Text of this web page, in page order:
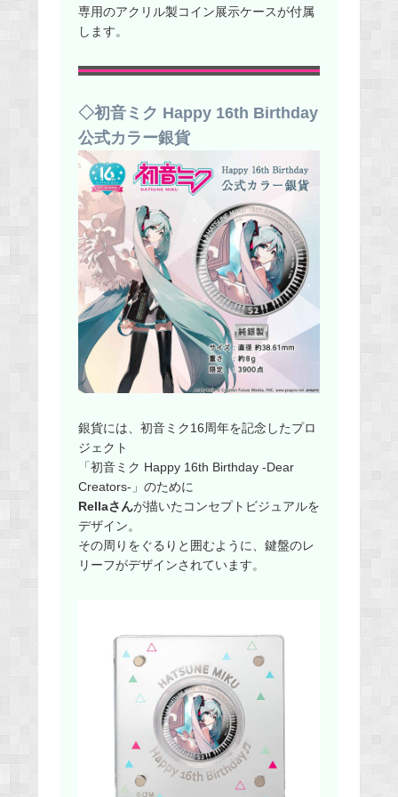
専用のアクリル製コイン展示ケースが付属
します。
◇初音ミク Happy 16th Birthday
公式カラー銀貨
銀貨には、初音ミク16周年を記念したプロ
ジェクト
「初音ミク Happy 16th Birthday -Dear
Creators-」のために
Rellaさんが描いたコンセプトビジュアルを
デザイン。
その周りをぐるりと囲むように、鍵盤のレ
リーフがデザインされています。